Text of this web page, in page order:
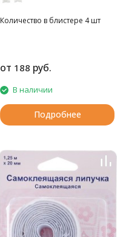
Количество в блистере 4 шт
от 188 руб.
В наличии
Подробнее